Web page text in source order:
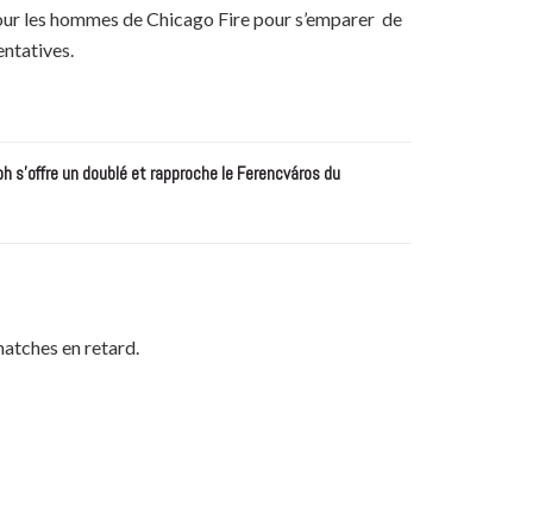
les hommes de Chicago Fire pour s’emparer de
s’offre un doublé et rapproche le Ferencváros du
en retard.